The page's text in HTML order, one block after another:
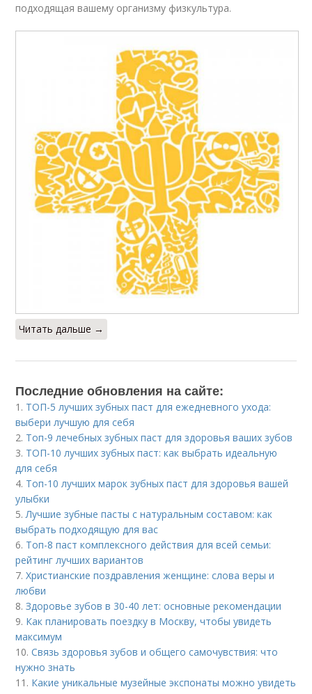
подходящая вашему организму физкультура.
Читать дальше →
Последние обновления на сайте:
1. ТОП-5 лучших зубных паст для ежедневного ухода:
выбери лучшую для себя
2. Топ-9 лечебных зубных паст для здоровья ваших зубов
3. ТОП-10 лучших зубных паст: как выбрать идеальную
для себя
4. Топ-10 лучших марок зубных паст для здоровья вашей
улыбки
5. Лучшие зубные пасты с натуральным составом: как
выбрать подходящую для вас
6. Топ-8 паст комплексного действия для всей семьи:
рейтинг лучших вариантов
7.Христианские поздравления женщине: слова веры и
любви
8.Здоровье зубов в 30-40 лет: основные рекомендации
9. Как планировать поездку в Москву, чтобы увидеть
максимум
10.Связь здоровья зубов и общего самочувствия: что
нужно знать
11. Какие уникальные музейные экспонаты можно увидеть